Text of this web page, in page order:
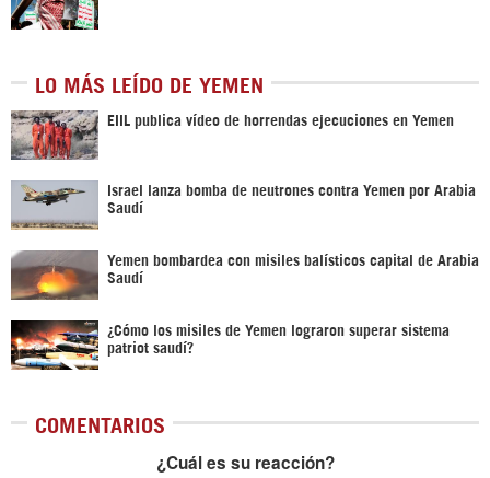
LO MÁS LEÍDO DE YEMEN
EIIL publica vídeo de horrendas ejecuciones en Yemen
Israel lanza bomba de neutrones contra Yemen por Arabia
Saudí
Yemen bombardea con misiles balísticos capital de Arabia
Saudí
¿Cómo los misiles de Yemen lograron superar sistema
patriot saudí?
COMENTARIOS